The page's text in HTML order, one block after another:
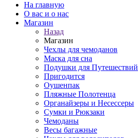
На главную
О вас и о нас
Магазин
Назад
Магазин
Чехлы для чемоданов
Маска для сна
Подушки для Путешествий
Пригодится
Оушенпак
Пляжные Полотенца
Органайзеры и Несессеры
Сумки и Рюкзаки
Чемоданы
Весы багажные